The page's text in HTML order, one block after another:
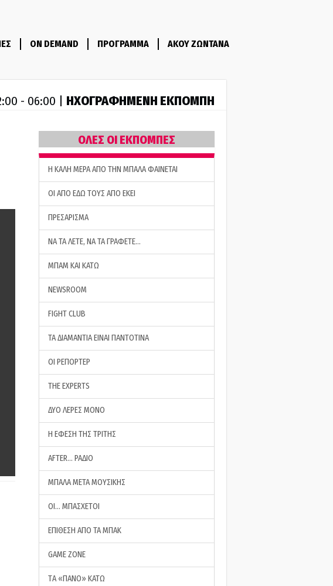
ON DEMAND ΠΡΟΓΡΑΜΜΑ ΑΚΟΥ ΖΩΝΤΑΝΑ
- 06:00 | ΗΧΟΓΡΑΦΗΜΕΝΗ ΕΚΠΟΜΠΗ
ΟΛΕΣ ΟΙ ΕΚΠΟΜΠΕΣ
H ΚΑΛΗ ΜΕΡΑ ΑΠΟ ΤΗΝ ΜΠΑΛΑ ΦΑΙΝΕΤΑΙ
ΟΙ ΑΠΟ ΕΔΩ ΤΟΥΣ ΑΠΟ ΕΚΕΙ
ΠΡΕΣΑΡΙΣΜΑ
ΝΑ ΤΑ ΛΕΤΕ, ΝΑ ΤΑ ΓΡΑΦΕΤΕ…
ΜΠΑΜ ΚΑΙ ΚΑΤΩ
NEWSROOM
FIGHT CLUB
ΤΑ ΔΙΑΜΑΝΤΙΑ ΕΙΝΑΙ ΠΑΝΤΟΤΙΝΑ
ΟΙ ΡΕΠΟΡΤΕΡ
THE EXPERTS
ΔΥΟ ΛΕΡΕΣ ΜΟΝΟ
Η ΕΦΕΣΗ ΤΗΣ ΤΡΙΤΗΣ
AFTER… ΡΑΔΙΟ
ΜΠΑΛΑ ΜΕΤΑ ΜΟΥΣΙΚΗΣ
ΟΙ… ΜΠΑΣΧΕΤΟΙ
ΕΠΙΘΕΣΗ ΑΠΟ ΤΑ ΜΠΑΚ
GAME ZONE
ΤA «ΠΑΝΟ» ΚΑΤΩ